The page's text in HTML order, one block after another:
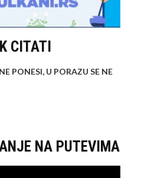
CITATI
PONESI, U PORAZU SE NE
NA PUTEVIMA